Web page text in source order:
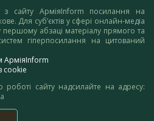
з сайту АрміяInform посилання на
Для суб’єктів у сфері онлайн-медіа
абзаці матеріалу прямого та
гіперпосилання на цитований
АрміяInform
cookie
роботі сайту надсилайте на адресу: